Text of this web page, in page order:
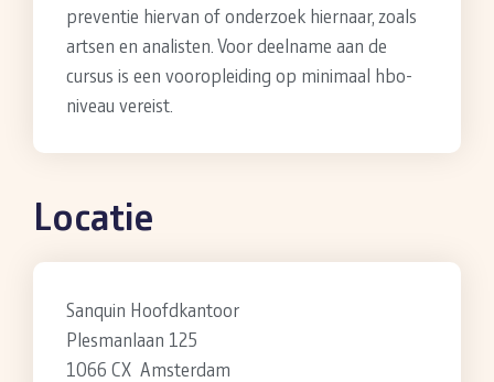
preventie hiervan of onderzoek hiernaar, zoals
artsen en analisten. Voor deelname aan de
cursus is een vooropleiding op minimaal hbo-
niveau vereist.
Locatie
Sanquin Hoofdkantoor
Plesmanlaan 125
1066 CX Amsterdam